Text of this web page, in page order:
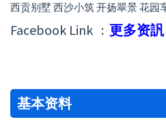
西贡别墅 西沙小筑 开扬翠景 花园
Facebook Link : 更多资訉
基本资料